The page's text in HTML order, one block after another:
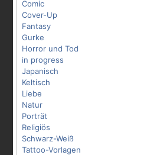
Comic
Cover-Up
Fantasy
Gurke
Horror und Tod
in progress
Japanisch
Keltisch
Liebe
Natur
Porträt
Religiös
Schwarz-Weiß
Tattoo-Vorlagen